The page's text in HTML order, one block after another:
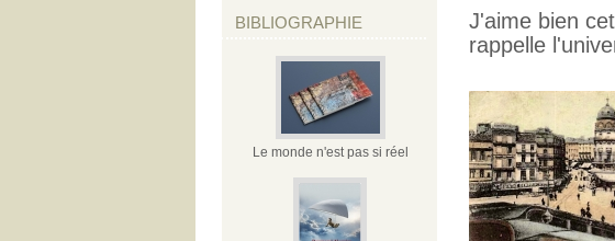
BIBLIOGRAPHIE
Le monde n'est pas si réel
J'aime bien
rappelle